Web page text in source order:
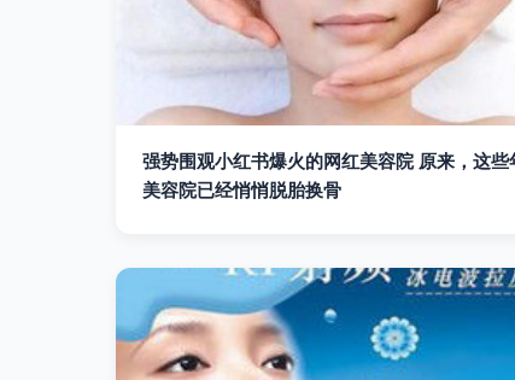
强势围观小红书爆火的网红美容院 原来，这些
美容院已经悄悄脱胎换骨